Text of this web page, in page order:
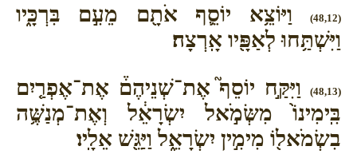
(48,12)
וַיּוֹצֵ֥א יוֹסֵ֛ף אֹתָ֖ם מֵעִ֣ם בִּרְכָּ֑יו
וַיִּשְׁתַּ֥חוּ לְאַפָּ֖יו אָֽרְצָה׃
(48,13)
וַיִּקַּ֣ח יוֹסֵף֮ אֶת־שְׁנֵיהֶם֒ אֶת־אֶפְרַ֤יִם
בִּֽימִינוֹ֙ מִשְּׂמֹ֣אל יִשְׂרָאֵ֔ל וְאֶת־מְנַשֶּׁ֥ה
בִשְׂמֹאל֖וֹ מִימִ֣ין יִשְׂרָאֵ֑ל וַיַּגֵּ֖שׁ אֵלָֽיו׃